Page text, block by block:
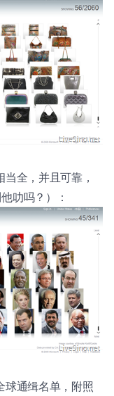
全，并且可靠，
叻吗？）：
球通缉名单，附照